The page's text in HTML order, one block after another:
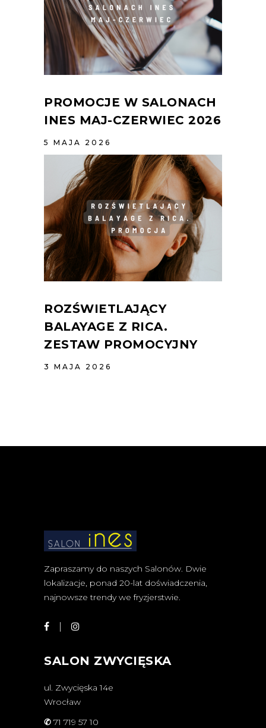
PROMOCJE W SALONACH
INES MAJ-CZERWIEC 2026
5 MAJA 2026
ROZŚWIETLAJĄCY
BALAYAGE Z RICA.
ZESTAW PROMOCYJNY
3 MAJA 2026
Zapraszamy do naszych Salonów. Dwie
lokalizacje, ponad 20-lat doświadczenia,
najnowsze trendy we fryzjerstwie.
SALON ZWYCIĘSKA
ul. Zwycięska 14e
Wrocław
✆ 71 719 57 10